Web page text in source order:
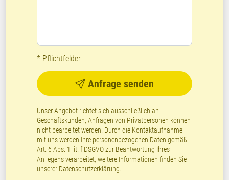
* Pflichtfelder
Anfrage senden
Unser Angebot richtet sich ausschließlich an
Geschäftskunden, Anfragen von Privatpersonen können
nicht bearbeitet werden. Durch die Kontaktaufnahme
mit uns werden Ihre personenbezogenen Daten gemäß
Art. 6 Abs. 1 lit. f DSGVO zur Beantwortung Ihres
Anliegens verarbeitet, weitere Informationen finden Sie
unserer Datenschutzerklärung